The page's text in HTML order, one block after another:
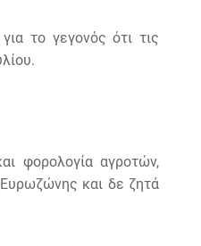
το γεγονός ότι τις
φορολογία αγροτών,
και δε ζητά